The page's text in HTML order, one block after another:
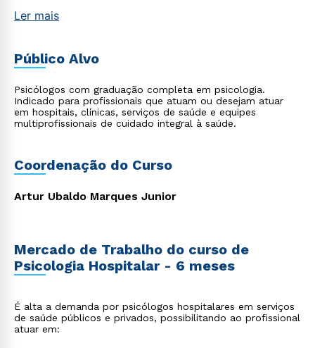
Ler mais
Público Alvo
Psicólogos com graduação completa em psicologia.
Indicado para profissionais que atuam ou desejam atuar
em hospitais, clínicas, serviços de saúde e equipes
multiprofissionais de cuidado integral à saúde.
Coordenação do Curso
Artur Ubaldo Marques Junior
Mercado de Trabalho do curso de
Psicologia Hospitalar - 6 meses
É alta a demanda por psicólogos hospitalares em serviços
de saúde públicos e privados, possibilitando ao profissional
atuar em: